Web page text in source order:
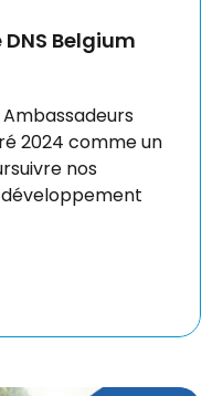
Belgium
2024 comme un
nos